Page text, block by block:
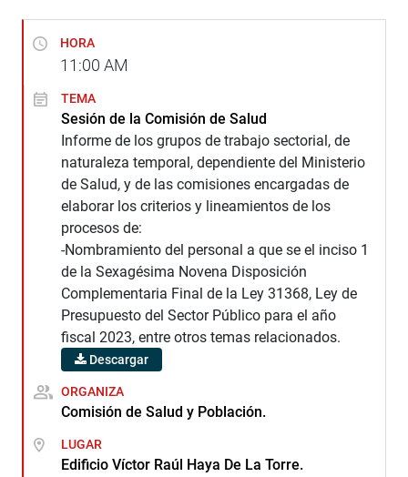
HORA
11:00 AM
TEMA
Sesión de la Comisión de Salud
Informe de los grupos de trabajo sectorial, de
naturaleza temporal, dependiente del Ministerio
de Salud, y de las comisiones encargadas de
elaborar los criterios y lineamientos de los
procesos de:
-Nombramiento del personal a que se el inciso 1
de la Sexagésima Novena Disposición
Complementaria Final de la Ley 31368, Ley de
Presupuesto del Sector Público para el año
fiscal 2023, entre otros temas relacionados.
Descargar
ORGANIZA
Comisión de Salud y Población.
LUGAR
Edificio Víctor Raúl Haya De La Torre.